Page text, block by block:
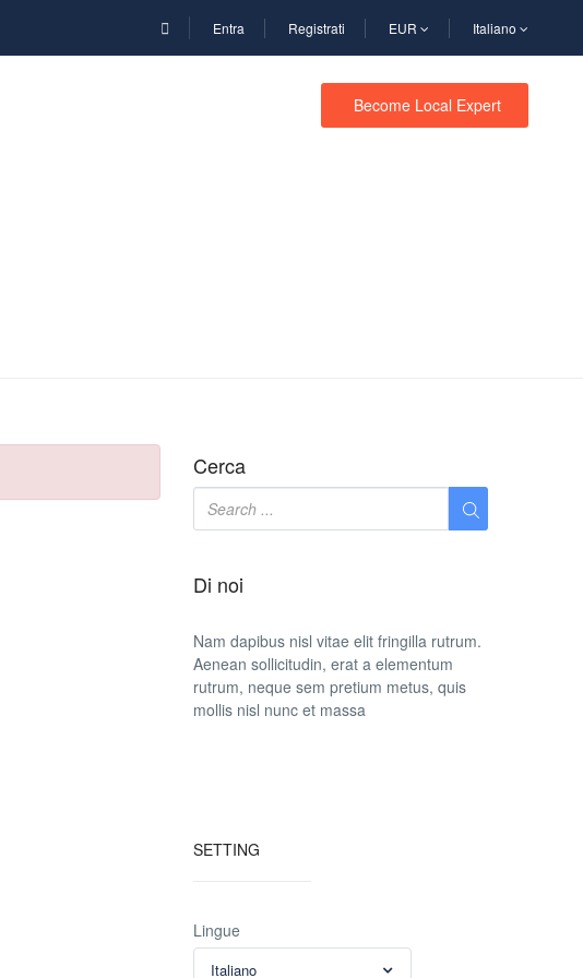
Entra Registrati EUR Italiano
Become Local Expert
Cerca
Di noi
Nam dapibus nisl vitae elit fringilla rutrum.
Aenean sollicitudin, erat a elementum
rutrum, neque sem pretium metus, quis
mollis nisl nunc et massa
SETTING
Lingue
Italiano